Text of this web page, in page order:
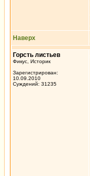
Наверх
Горсть листьев
Фикус, Историк
Зарегистрирован:
10.09.2010
Суждений: 31235